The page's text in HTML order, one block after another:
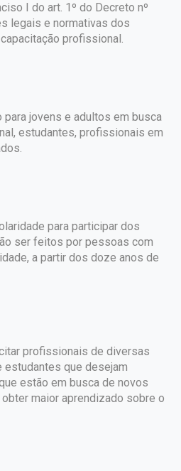
I do art. 1º do Decreto nº
legais e normativas dos
profissional.
para jovens e adultos em busca
estudantes, profissionais em
para participar dos
ser feitos por pessoas com
a partir dos doze anos de
profissionais de diversas
estudantes que desejam
estão em busca de novos
maior aprendizado sobre o